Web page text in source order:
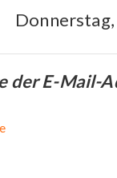
der E-Mail-